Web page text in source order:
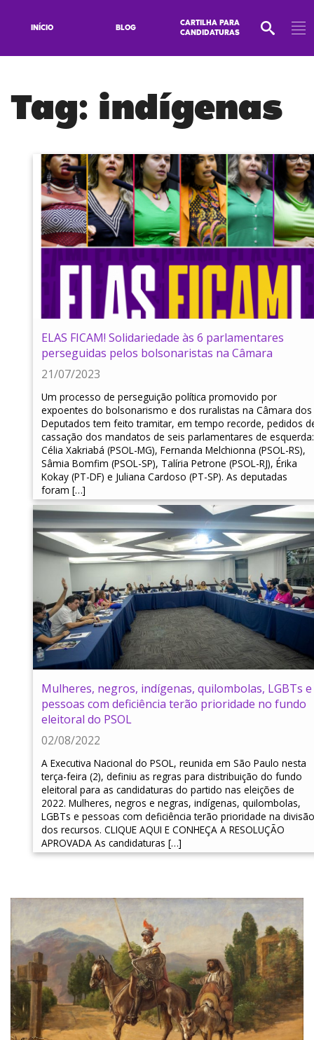
INÍCIO BLOG
CARTILHA PARA
CANDIDATURAS
Tag: indígenas
ELAS FICAM! Solidariedade às 6 parlamentares
perseguidas pelos bolsonaristas na Câmara
21/07/2023
Um processo de perseguição política promovido por
expoentes do bolsonarismo e dos ruralistas na Câmara dos
Deputados tem feito tramitar, em tempo recorde, pedidos
cassação dos mandatos de seis parlamentares de esquerda:
Célia Xakriabá (PSOL-MG), Fernanda Melchionna (PSOL-RS),
Sâmia Bomfim (PSOL-SP), Talíria Petrone (PSOL-RJ), Érika
Kokay (PT-DF) e Juliana Cardoso (PT-SP). As deputadas
foram […]
Mulheres, negros, indígenas, quilombolas, LGBTs e
pessoas com deficiência terão prioridade no fundo
eleitoral do PSOL
02/08/2022
A Executiva Nacional do PSOL, reunida em São Paulo nesta
terça-feira (2), definiu as regras para distribuição do fundo
eleitoral para as candidaturas do partido nas eleições de
2022. Mulheres, negros e negras, indígenas, quilombolas,
LGBTs e pessoas com deficiência terão prioridade na divisão
dos recursos. CLIQUE AQUI E CONHEÇA A RESOLUÇÃO
APROVADA As candidaturas […]